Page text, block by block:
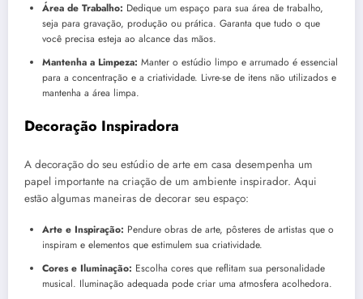
Área de Trabalho: Dedique um espaço para sua área de trabalho,
seja para gravação, produção ou prática. Garanta que tudo o que
você precisa esteja ao alcance das mãos.
Mantenha a Limpeza: Manter o estúdio limpo e arrumado é essencial
para a concentração e a criatividade. Livre-se de itens não utilizados e
mantenha a área limpa.
Decoração Inspiradora
A decoração do seu estúdio de arte em casa desempenha um
papel importante na criação de um ambiente inspirador. Aqui
estão algumas maneiras de decorar seu espaço:
Arte e Inspiração: Pendure obras de arte, pôsteres de artistas que o
inspiram e elementos que estimulem sua criatividade.
Cores e Iluminação: Escolha cores que reflitam sua personalidade
musical. Iluminação adequada pode criar uma atmosfera acolhedora.